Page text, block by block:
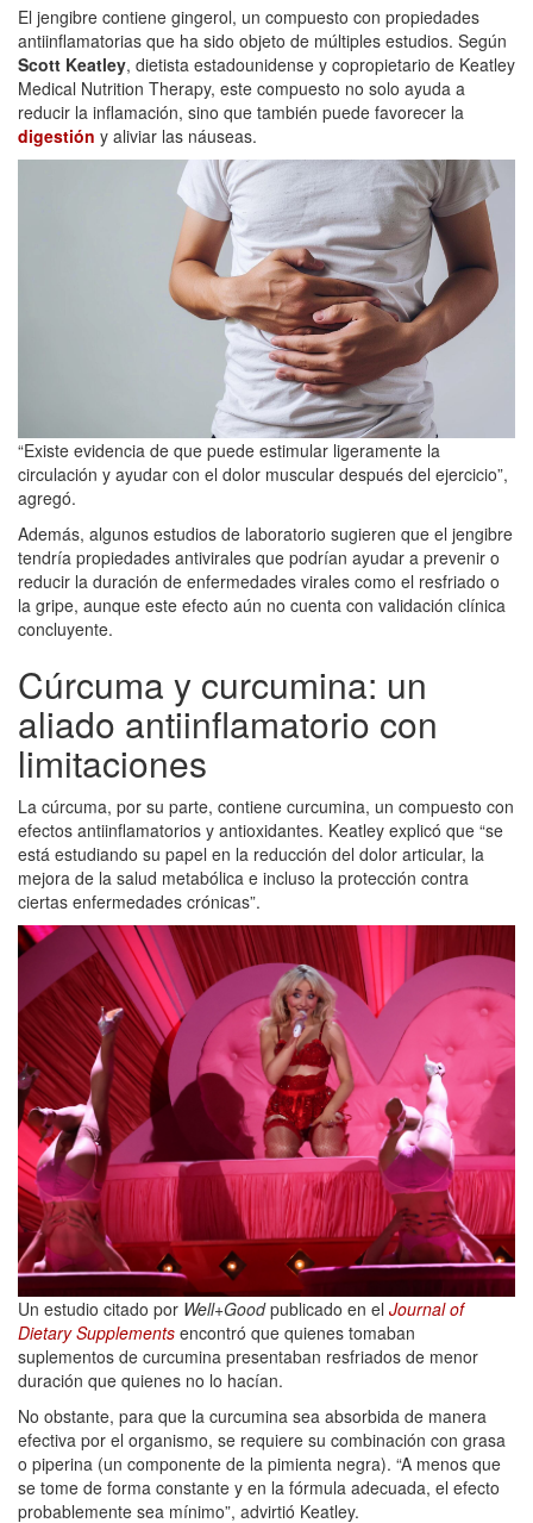
El jengibre contiene gingerol, un compuesto con propiedades
antiinflamatorias que ha sido objeto de múltiples estudios. Según
Scott Keatley, dietista estadounidense y copropietario de Keatley
Medical Nutrition Therapy, este compuesto no solo ayuda a
reducir la inflamación, sino que también puede favorecer la
digestión y aliviar las náuseas.
“Existe evidencia de que puede estimular ligeramente la
circulación y ayudar con el dolor muscular después del ejercicio”,
agregó.
Además, algunos estudios de laboratorio sugieren que el jengibre
tendría propiedades antivirales que podrían ayudar a prevenir o
reducir la duración de enfermedades virales como el resfriado o
la gripe, aunque este efecto aún no cuenta con validación clínica
concluyente.
Cúrcuma y curcumina: un
aliado antiinflamatorio con
limitaciones
La cúrcuma, por su parte, contiene curcumina, un compuesto con
efectos antiinflamatorios y antioxidantes. Keatley explicó que “se
está estudiando su papel en la reducción del dolor articular, la
mejora de la salud metabólica e incluso la protección contra
ciertas enfermedades crónicas”.
Un estudio citado por Well+Goodpublicado en el Journal of
Dietary Supplements encontró que quienes tomaban
suplementos de curcumina presentaban resfriados de menor
duración que quienes no lo hacían.
No obstante, para que la curcumina sea absorbida de manera
efectiva por el organismo, se requiere su combinación con grasa
o piperina (un componente de la pimienta negra). “A menos que
se tome de forma constante y en la fórmula adecuada, el efecto
probablemente sea mínimo”, advirtió Keatley.